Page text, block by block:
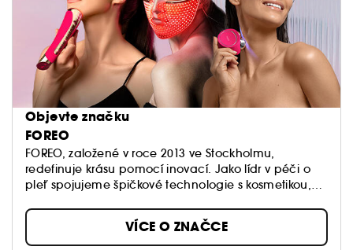
Objevte značku
FOREO
FOREO, založené v roce 2013 ve Stockholmu,
redefinuje krásu pomocí inovací. Jako lídr v péči o
pleť spojujeme špičkové technologie s kosmetikou,
o ni pečovat každý den.
VÍCE O ZNAČCE